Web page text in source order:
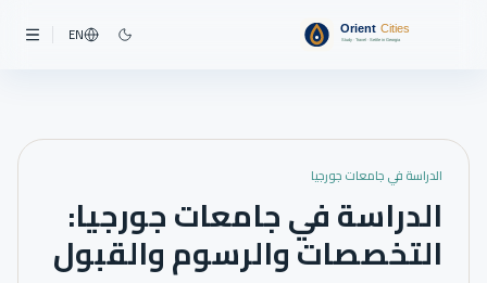
EN
الدراسة في جامعات جورجيا
الدراسة في جامعات جورجيا:
التخصصات والرسوم والقبول